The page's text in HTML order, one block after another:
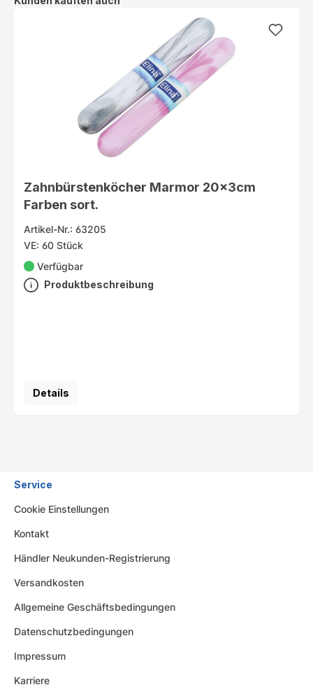
Zahnbürstenköcher Marmor 20x3cm
Farben sort.
Artikel-Nr.: 63205
VE: 60 Stück
Verfügbar
Produktbeschreibung
Details
Service
Cookie Einstellungen
Kontakt
Händler Neukunden-Registrierung
Versandkosten
Allgemeine Geschäftsbedingungen
Datenschutzbedingungen
Impressum
Karriere